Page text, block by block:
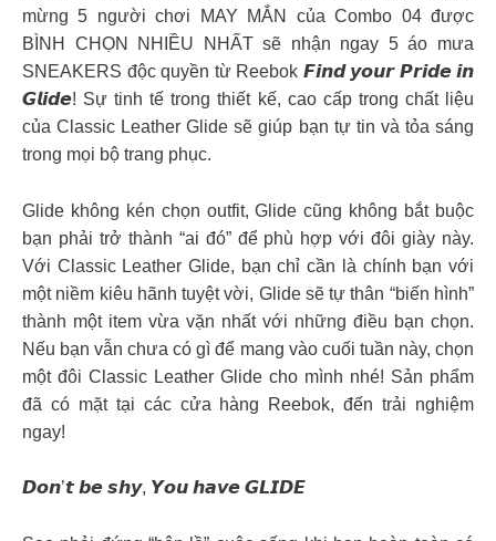
mừng 5 người chơi MAY MẮN của Combo 04 được
BÌNH CHỌN NHIỀU NHẤT sẽ nhận ngay 5 áo mưa
SNEAKERS độc quyền từ Reebok 𝙁𝙞𝙣𝙙 𝙮𝙤𝙪𝙧 𝙋𝙧𝙞𝙙𝙚 𝙞𝙣
𝙂𝙡𝙞𝙙𝙚! Sự tinh tế trong thiết kế, cao cấp trong chất liệu
của Classic Leather Glide sẽ giúp bạn tự tin và tỏa sáng
trong mọi bộ trang phục.
Glide không kén chọn outfit, Glide cũng không bắt buộc
bạn phải trở thành “ai đó” để phù hợp với đôi giày này.
Với Classic Leather Glide, bạn chỉ cần là chính bạn với
một niềm kiêu hãnh tuyệt vời, Glide sẽ tự thân “biến hình”
thành một item vừa vặn nhất với những điều bạn chọn.
Nếu bạn vẫn chưa có gì để mang vào cuối tuần này, chọn
một đôi Classic Leather Glide cho mình nhé! Sản phẩm
đã có mặt tại các cửa hàng Reebok, đến trải nghiệm
ngay!
𝘿𝙤𝙣’𝙩 𝙗𝙚 𝙨𝙝𝙮, 𝙔𝙤𝙪 𝙝𝙖𝙫𝙚 𝙂𝙇𝙄𝘿𝙀